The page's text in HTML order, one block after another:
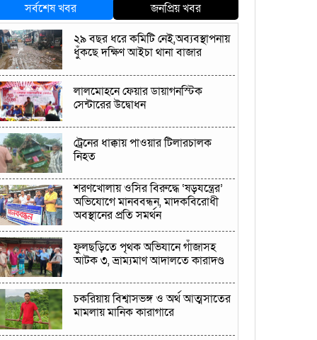
সর্বশেষ খবর
জনপ্রিয় খবর
২৯ বছর ধরে কমিটি নেই,অব্যবস্থাপনায়
ধুঁকছে দক্ষিণ আইচা থানা বাজার
লালমোহনে ফেয়ার ডায়াগনস্টিক
সেন্টারের উদ্বোধন
ট্রেনের ধাক্কায় পাওয়ার টিলারচালক
নিহত
শরণখোলায় ওসির বিরুদ্ধে ‘ষড়যন্ত্রের’
অভিযোগে মানববন্ধন, মাদকবিরোধী
অবস্থানের প্রতি সমর্থন
ফুলছড়িতে পৃথক অভিযানে গাঁজাসহ
আটক ৩, ভ্রাম্যমাণ আদালতে কারাদণ্ড
চকরিয়ায় বিশ্বাসভঙ্গ ও অর্থ আত্মসাতের
মামলায় মানিক কারাগারে